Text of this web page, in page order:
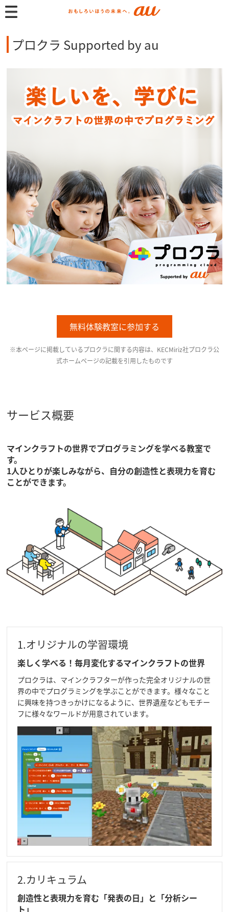
プロクラ Supported by au
無料体験教室に参加する
※本ページに掲載しているプロクラに関する内容は、KECMiriz社プロクラ公
式ホームページの記載を引用したものです
サービス概要
マインクラフトの世界でプログラミングを学べる教室で
す。
1人ひとりが楽しみながら、自分の創造性と表現力を育む
ことができます。
1.オリジナルの学習環境
楽しく学べる！毎月変化するマインクラフトの世界
プロクラは、マインクラフターが作った完全オリジナルの世
界の中でプログラミングを学ぶことができます。様々なこと
に興味を持つきっかけになるように、世界遺産などもモチー
フに様々なワールドが用意されています。
2.カリキュラム
創造性と表現力を育む「発表の日」と「分析シー
ト」